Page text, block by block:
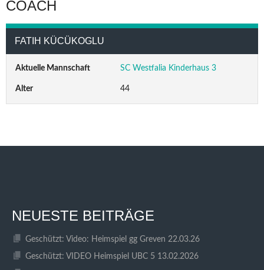
COACH
FATIH KÜCÜKOGLU
Aktuelle Mannschaft SC Westfalia Kinderhaus 3
Alter 44
NEUESTE BEITRÄGE
Geschützt: Video: Heimspiel gg Greven 22.03.26
Geschützt: VIDEO Heimspiel UBC 5 13.02.2026